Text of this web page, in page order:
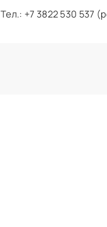
Тел.: +7 3822 530 537